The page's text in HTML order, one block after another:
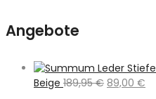
Angebote
Beige 189,95€ 89,00 €